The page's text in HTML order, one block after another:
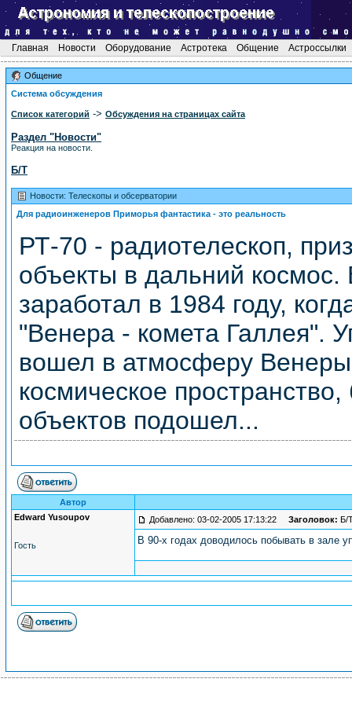
Главная Новости Оборудование Астротека Общение Астроссылки
Общение
Система обсуждения
Список категорий -> Обсуждения на страницах сайта
Раздел "Новости"
Реакция на новости.
Б/Т
Новости: Телескопы и обсерватории
Для радиоинженеров Приморья фантастика - это реальность
РТ-70 - радиотелескоп,
объекты в дальний
заработал в 1984 году,
"Венера - комета Галлея".
вошел в атмосферу
космическое
объектов подошел...
Автор
Edward Yusoupov
Гость
Добавлено: 03-02-2005 17:13:22 Заголовок: Б/
В 90-х годах доводилось побывать в зале